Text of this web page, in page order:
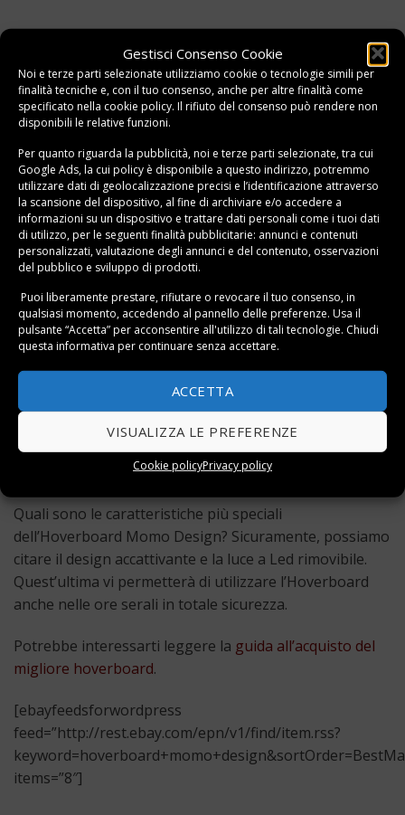
Gestisci Consenso Cookie
Noi e terze parti selezionate utilizziamo cookie o tecnologie simili per
finalità tecniche e, con il tuo consenso, anche per altre finalità come
specificato nella cookie policy. Il rifiuto del consenso può rendere non
disponibili le relative funzioni.
Per quanto riguarda la pubblicità, noi e terze parti selezionate, tra cui
Google Ads, la cui policy è disponibile a questo indirizzo, potremmo
utilizzare dati di geolocalizzazione precisi e l’identificazione attraverso
la scansione del dispositivo, al fine di archiviare e/o accedere a
informazioni su un dispositivo e trattare dati personali come i tuoi dati
di utilizzo, per le seguenti finalità pubblicitarie: annunci e contenuti
personalizzati, valutazione degli annunci e del contenuto, osservazioni
del pubblico e sviluppo di prodotti.
Puoi liberamente prestare, rifiutare o revocare il tuo consenso, in
qualsiasi momento, accedendo al pannello delle preferenze. Usa il
pulsante “Accetta” per acconsentire all'utilizzo di tali tecnologie. Chiudi
questa informativa per continuare senza accettare.
ACCETTA
VISUALIZZA LE PREFERENZE
Cookie policyPrivacy policy
L’Hoverboard Momo Design si presenta come un
prodotto completo, nella versione 6.5. Il modello è
disponibile all’acquisto in varie colorazioni: nero, rosso,
bianco e molto altro.
Il modello MD-H65 dell’Hoverboard Momo ha una
velocità di 20 km orari, mentre il suo peso è di circa 10.5
kg. Un prodotto molto leggero, molto semplice da
utilizzare in strada.
Momo Design Hoverboard ha una autonomia di circa 3
ore: l’impiego della batteria al litio ne determina la
lunga durata e garantisce un uso prolungato nel
tempo. Per la ricarica completa del prodotto, ci
vorranno poche ore.
Quali sono le caratteristiche più speciali
dell’Hoverboard Momo Design? Sicuramente, possiamo
citare il design accattivante e la luce a Led rimovibile.
Quest’ultima vi permetterà di utilizzare l’Hoverboard
anche nelle ore serali in totale sicurezza.
Potrebbe interessarti leggere la guida all’acquisto del
migliore hoverboard.
[ebayfeedsforwordpress
feed=”http://rest.ebay.com/epn/v1/find/item.rss?
items=”8″]